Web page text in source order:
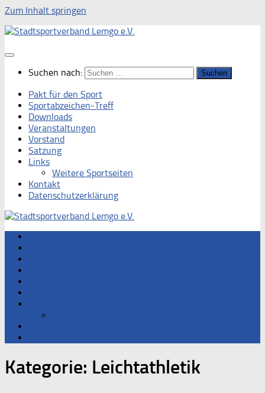
Zum Inhalt springen
Suchen nach:
Pakt für den Sport
Sportabzeichen-Treff
Downloads
Veranstaltungen
Vorstand
Satzung
Links
Weitere Sportseiten
Kontakt
Datenschutzerklärung
Kategorie: Leichtathletik